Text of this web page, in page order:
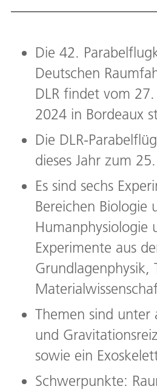
Die 42.
Deutschen
DLR findet vom
2024 in Bordeaux
Die DLR-
dieses Jahr zum
Es sind sechs
Bereichen Biologie
Humanphysiologie
Experimente aus
Grundlagenphysik,
Themen sind unter
und
sowie ein
Schwerpunkte: